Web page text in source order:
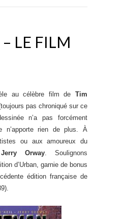
LE FILM
au célèbre film de Tim
pas chroniqué sur ce
n’a pas forcément
n’apporte rien de plus. À
ou aux amoureux du
Jerry Orway. Soulignons
d’Urban, garnie de bonus
édition française de